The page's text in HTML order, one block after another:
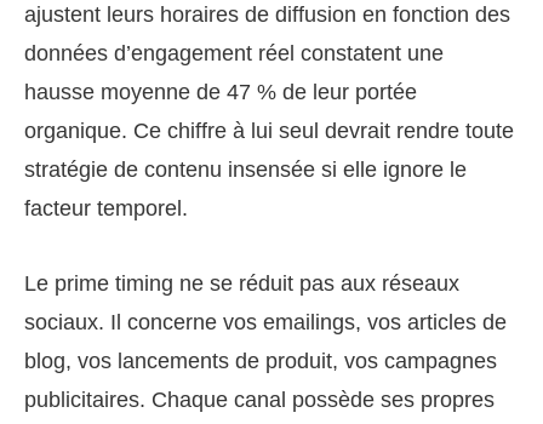
ajustent leurs horaires de diffusion en fonction des
données d’engagement réel constatent une
hausse moyenne de 47 % de leur portée
organique. Ce chiffre à lui seul devrait rendre toute
stratégie de contenu insensée si elle ignore le
facteur temporel.
Le prime timing ne se réduit pas aux réseaux
sociaux. Il concerne vos emailings, vos articles de
blog, vos lancements de produit, vos campagnes
publicitaires. Chaque canal possède ses propres